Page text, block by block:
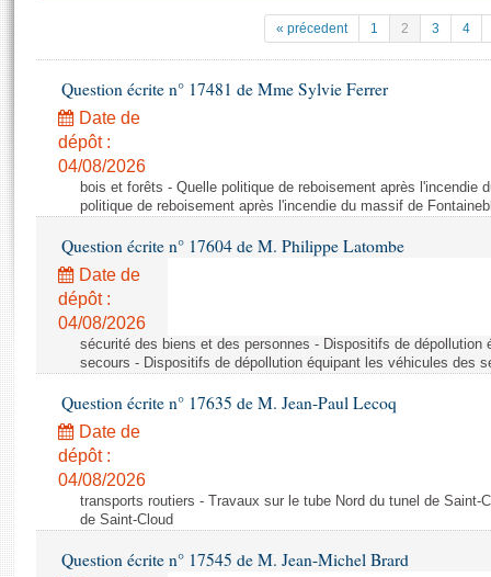
Projets de loi
Propositions de loi
Amendements
Textes adoptés
Rapports législatifs
Rapports sur l'application des lois
Baromètre de l’application des lois
Dossiers législatifs
Budget et sécurité sociale
Questions écrites et orales
Comptes rendus des débats
( Constitution | Règlement de l'Assemblée ... )
Histoire
Juniors
Anciennes législatures
Contacts et plan d'accès
Photos libres de droit
« précedent 1 2 3 4
Question écrite n° 17481 de Mme Sylvie Ferrer
Date de
dépôt :
04/08/2026
bois et forêts - Quelle politique de reboisement après l'incendie
politique de reboisement après l'incendie du massif de
Question écrite n° 17604 de M. Philippe Latombe
Date de
dépôt :
04/08/2026
sécurité des biens et des personnes - Dispositifs de
secours - Dispositifs de dépollution équipant les véhicules des
Question écrite n° 17635 de M. Jean-Paul Lecoq
Date de
dépôt :
04/08/2026
transports routiers - Travaux sur le tube Nord du tunel de Saint-
de Saint-Cloud
Question écrite n° 17545 de M. Jean-Michel Brard